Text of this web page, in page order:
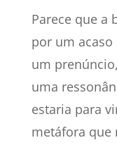
Parece que a
por um acaso
um
uma
estaria para
metáfora que